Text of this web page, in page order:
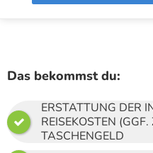
Das bekommst du:

ERSTATTUNG DER
REISEKOSTEN
TASCHENGELD